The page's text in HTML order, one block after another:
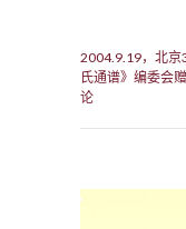
2004.9.19，北京
氏通谱》编委会
论